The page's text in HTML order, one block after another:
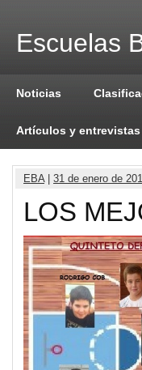
Escuelas
Noticias
Artículos y entrevistas
EBA| 31 de enero de
LOS